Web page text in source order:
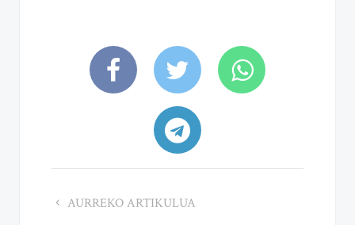
AURREKO ARTIKULUA